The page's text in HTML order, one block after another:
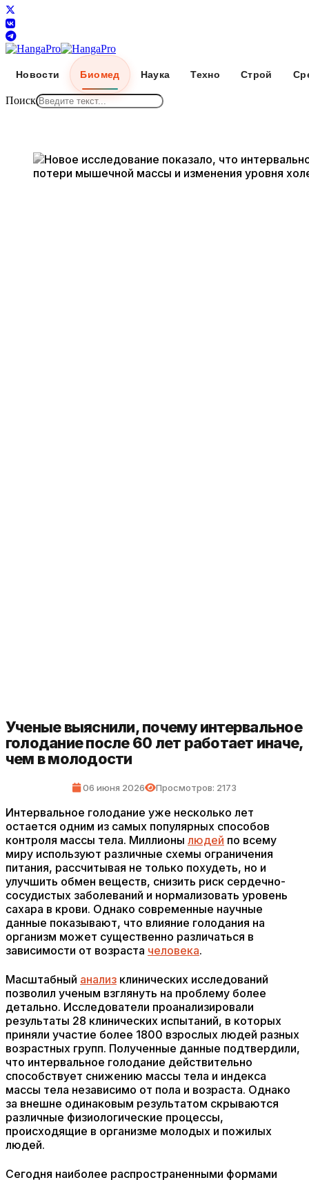
Новости Биомед Наука Техно Строй
Поиск
Ученые выяснили, почему интервальное
голодание после 60 лет работает иначе,
чем в молодости
06 июня 2026 Просмотров: 2173
Интервальное голодание уже несколько лет
остается одним из самых популярных способов
контроля массы тела. Миллионы людей по всему
миру используют различные схемы ограничения
питания, рассчитывая не только похудеть, но и
улучшить обмен веществ, снизить риск сердечно-
сосудистых заболеваний и нормализовать уровень
сахара в крови. Однако современные научные
данные показывают, что влияние голодания на
организм может существенно различаться в
зависимости от возраста человека.
Масштабный анализ клинических исследований
позволил ученым взглянуть на проблему более
детально. Исследователи проанализировали
результаты 28 клинических испытаний, в которых
приняли участие более 1800 взрослых людей разных
возрастных групп. Полученные данные подтвердили,
что интервальное голодание действительно
способствует снижению массы тела и индекса
массы тела независимо от пола и возраста. Однако
за внешне одинаковым результатом скрываются
различные физиологические процессы,
происходящие в организме молодых и пожилых
людей.
Сегодня наиболее распространенными формами